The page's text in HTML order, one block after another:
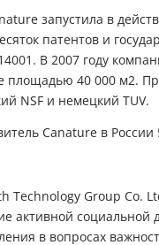
запустила в
патентов и
В 2007 году
площадью 40 000 м2.
NSF и немецкий TUV.
Technology Group
активной
в вопросах